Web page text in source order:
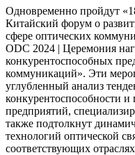
Одновременно пройдут
Китайский форум о
сфере оптических
ODC 2024 | Церемония
конкурентоспособных
коммуникаций». Эти
углубленный анализ
конкурентоспособности
предприятий,
также подтолкнут
технологий оптической
соответствующих